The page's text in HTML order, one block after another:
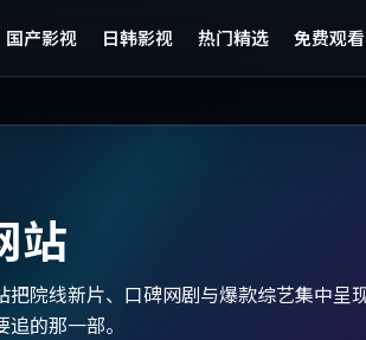
国产影视 日韩影视 热门精选 免费观看
站
院线新片、口碑网剧与爆款综艺集中呈
的那一部。